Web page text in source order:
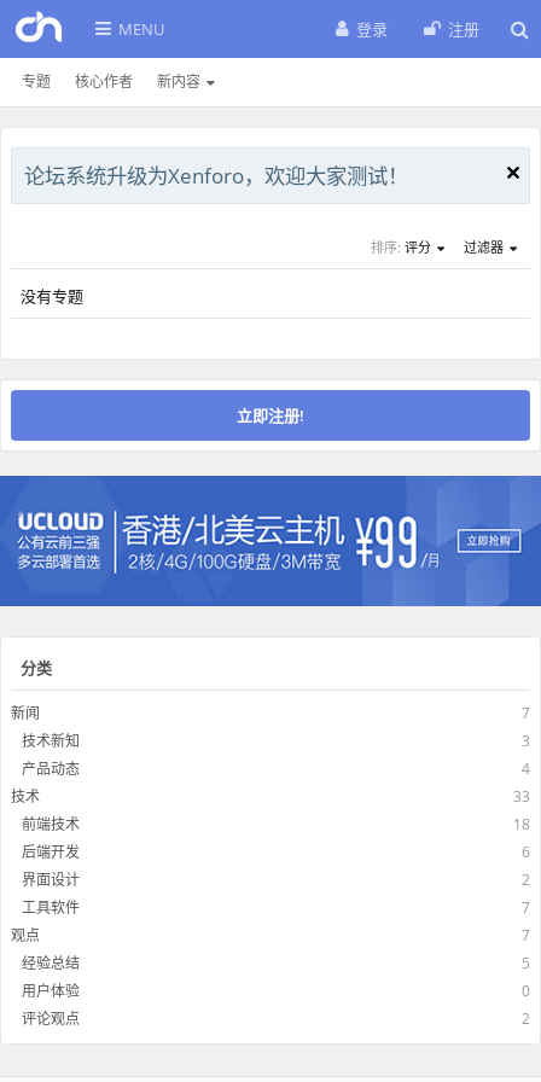
MENU
专题 核心作者 新内容
登录 注册
论坛系统升级为Xenforo，欢迎大家测试！
排序: 评分 过滤器
没有专题
立即注册!
分类
新闻
7
技术新知
3
产品动态
4
技术
33
前端技术
18
后端开发
6
界面设计
2
工具软件
7
观点
7
经验总结
5
用户体验
0
评论观点
2